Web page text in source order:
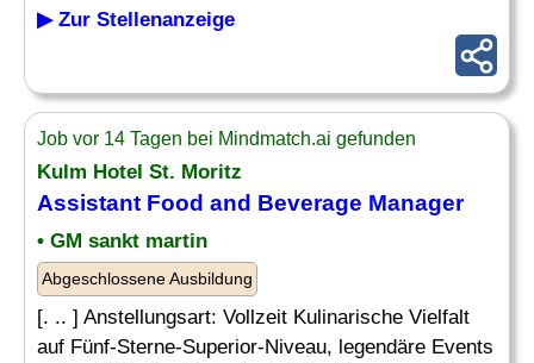
▶ Zur Stellenanzeige
Job vor 14 Tagen bei Mindmatch.ai gefunden
Kulm Hotel St. Moritz
Assistant Food and Beverage Manager
• GM sankt martin
Abgeschlossene Ausbildung
[. .. ] Anstellungsart: Vollzeit Kulinarische Vielfalt
auf Fünf-Sterne-Superior-Niveau, legendäre Events